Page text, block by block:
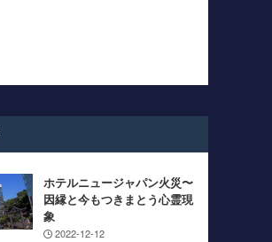
ホテルニュージャパン火災〜
因縁と今もつきまとう心霊現
象
2022-12-12